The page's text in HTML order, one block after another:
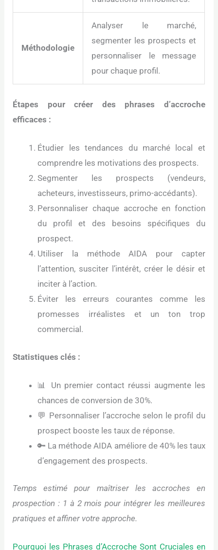
Méthodologie
Analyser le marché,
segmenter les prospects et
personnaliser le message
pour chaque profil.
Étapes pour créer des phrases d’accroche
efficaces :
Étudier les tendances du marché local et
comprendre les motivations des prospects.
Segmenter les prospects (vendeurs,
acheteurs, investisseurs, primo-accédants).
Personnaliser chaque accroche en fonction
du profil et des besoins spécifiques du
prospect.
Utiliser la méthode AIDA pour capter
l’attention, susciter l’intérêt, créer le désir et
inciter à l’action.
Éviter les erreurs courantes comme les
promesses irréalistes et un ton trop
commercial.
Statistiques clés :
📊 Un premier contact réussi augmente les
chances de conversion de 30%.
💬 Personnaliser l’accroche selon le profil du
prospect booste les taux de réponse.
🔑 La méthode AIDA améliore de 40% les taux
d’engagement des prospects.
Temps estimé pour maîtriser les accroches en
prospection : 1 à 2 mois pour intégrer les meilleures
pratiques et affiner votre approche.
Pourquoi les Phrases d’Accroche Sont Cruciales en